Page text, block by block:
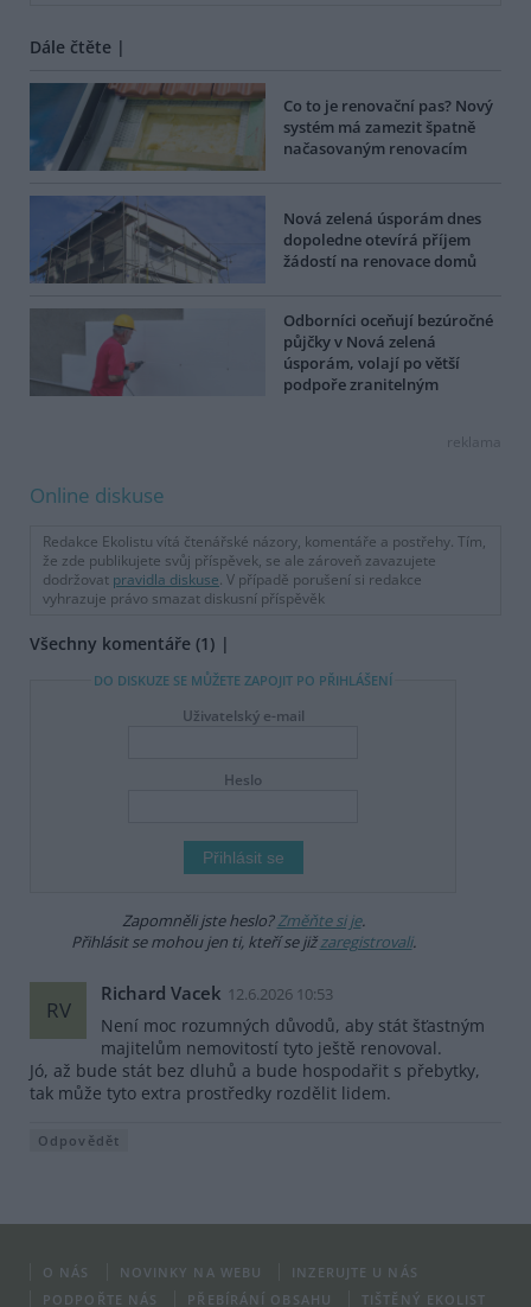
Dále čtěte |
Co to je renovační pas? Nový
systém má zamezit špatně
načasovaným renovacím
Nová zelená úsporám dnes
dopoledne otevírá příjem
žádostí na renovace domů
Odborníci oceňují bezúročné
půjčky v Nová zelená
úsporám, volají po větší
podpoře zranitelným
reklama
Online diskuse
Redakce Ekolistu vítá čtenářské názory, komentáře a postřehy. Tím,
že zde publikujete svůj příspěvek, se ale zároveň zavazujete
dodržovat pravidla diskuse. V případě porušení si redakce
vyhrazuje právo smazat diskusní příspěvěk
Všechny komentáře (1)
DO DISKUZE SE MŮŽETE ZAPOJIT PO PŘIHLÁŠENÍ
Uživatelský e-mail
Heslo
Zapomněli jste heslo?Změňte si je.
Přihlásit se mohou jen ti, kteří se jižzaregistrovali.
RV
Richard Vacek 12.6.2026 10:53
Není moc rozumných důvodů, aby stát šťastným
majitelům nemovitostí tyto ještě renovoval.
Jó, až bude stát bez dluhů a bude hospodařit s přebytky,
tak může tyto extra prostředky rozdělit lidem.
Odpovědět
O NÁS NOVINKY NA WEBU
INZERUJTE U NÁS
PODPOŘTE NÁS
PŘEBÍRÁNÍ OBSAHU TIŠTĚNÝ EKOLIST